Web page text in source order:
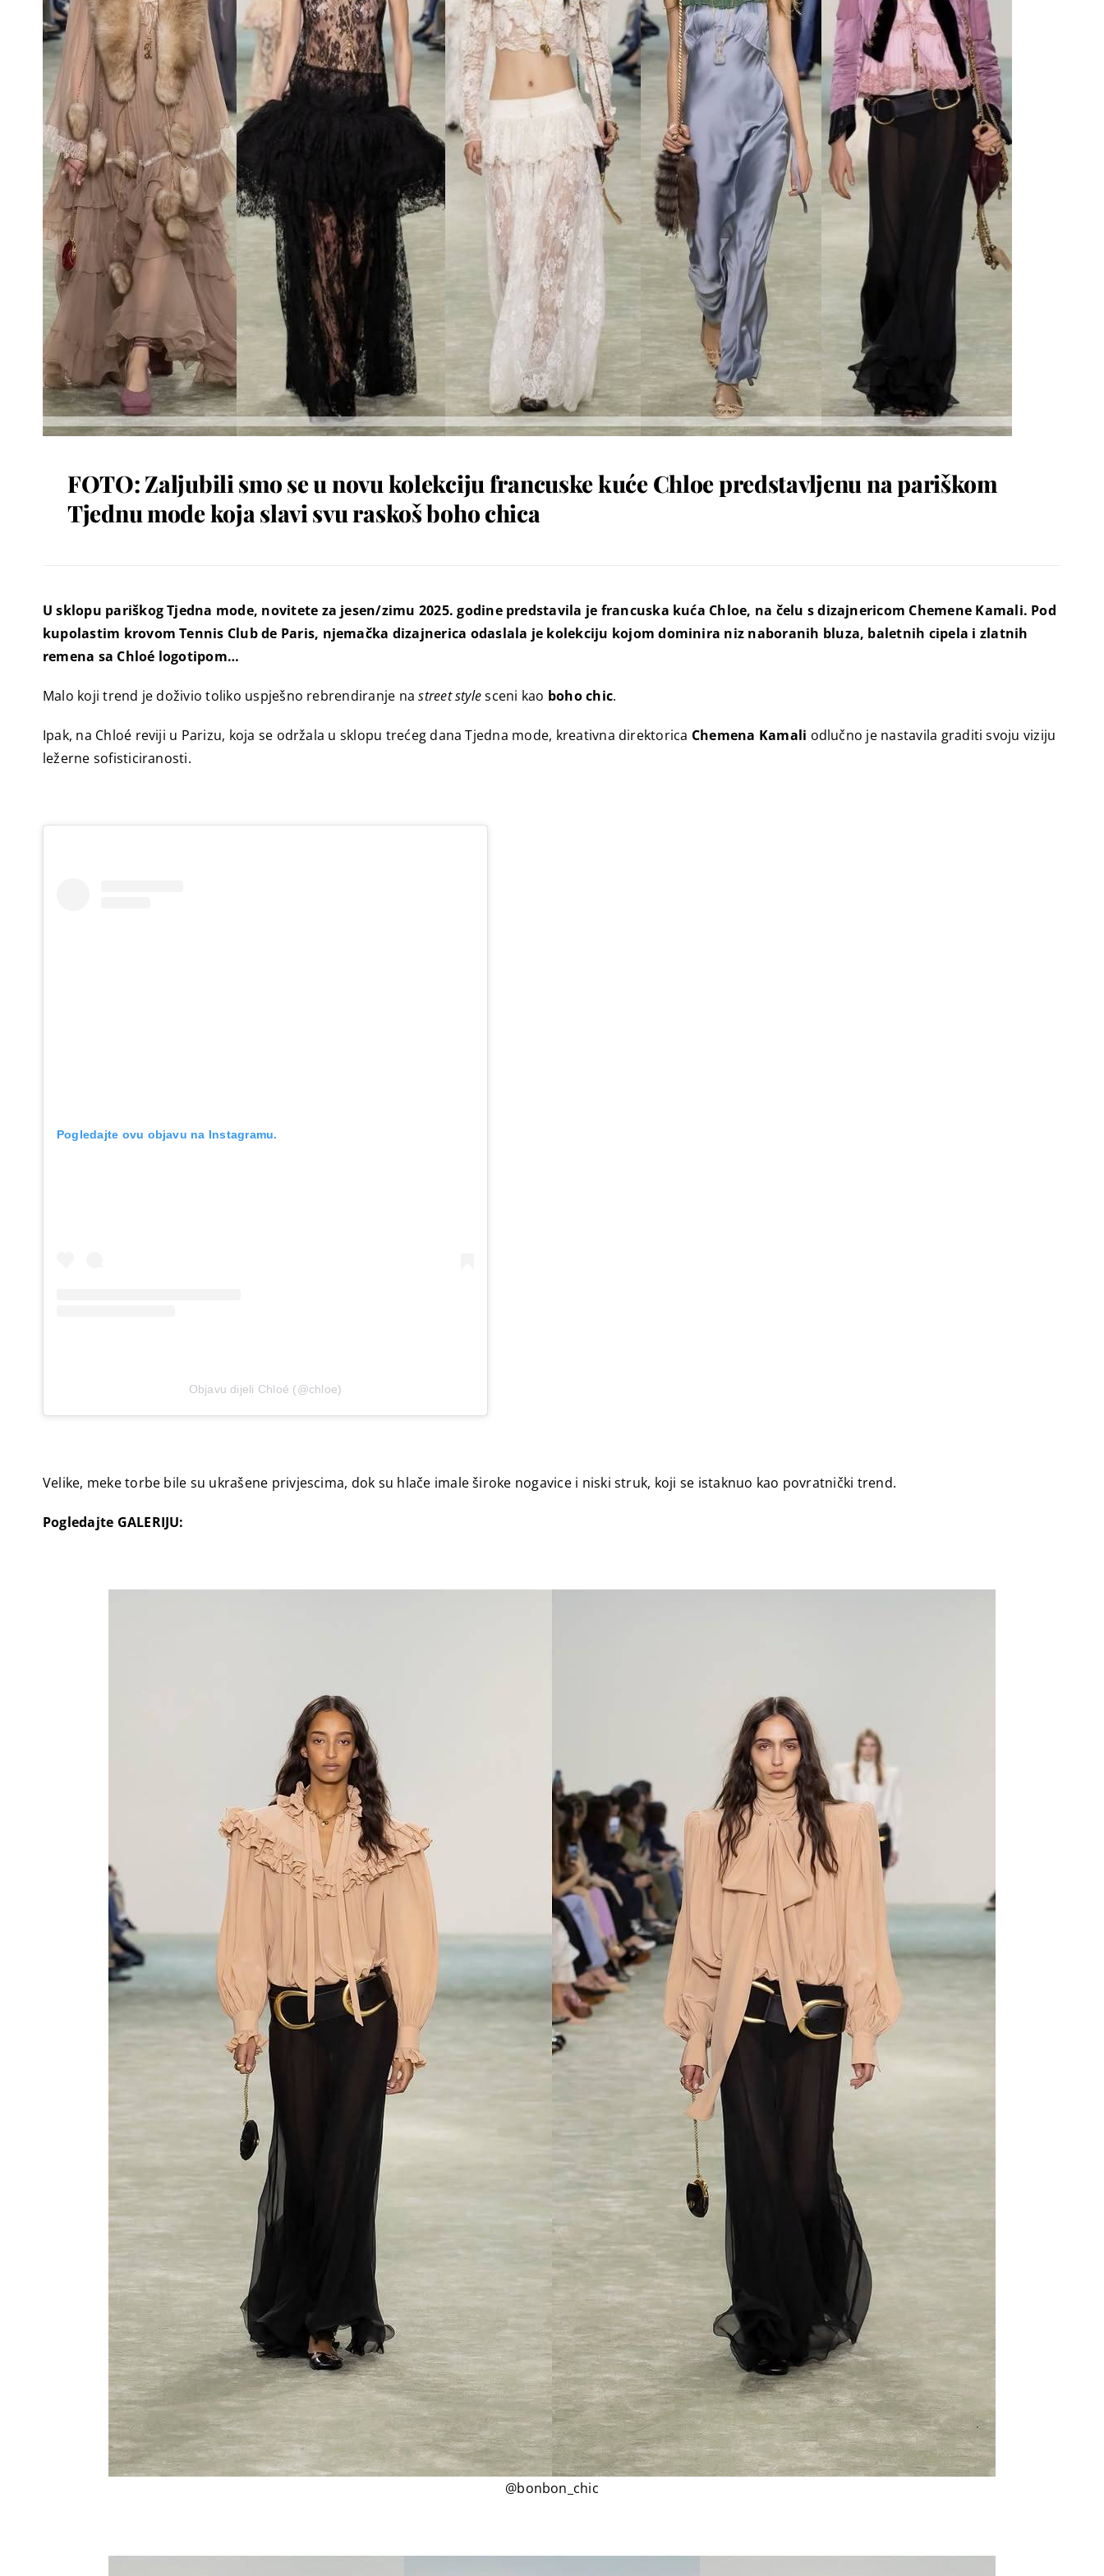
FOTO: Zaljubili smo se u novu kolekciju francuske kuće Chloe predstavljenu na pariškom
Tjednu mode koja slavi svu raskoš boho chica
U sklopu pariškog Tjedna mode, novitete za jesen/zimu 2025. godine predstavila je francuska kuća Chloe, na čelu s dizajnericom Chemene Kamali. Pod
kupolastim krovom Tennis Club de Paris, njemačka dizajnerica odaslala je kolekciju kojom dominira niz naboranih bluza, baletnih cipela i zlatnih
remena sa Chloé logotipom…
Malo koji trend je doživio toliko uspješno rebrendiranje na street stylesceni kao boho chic.
Ipak, na Chloé reviji u Parizu, koja se održala u sklopu trećeg dana Tjedna mode, kreativna direktorica Chemena Kamali odlučno je nastavila graditi svoju viziju
ležerne sofisticiranosti.
Pogledajte ovu objavu na Instagramu.
Objavu dijeli Chloé (@chloe)
Velike, meke torbe bile su ukrašene privjescima, dok su hlače imale široke nogavice i niski struk, koji se istaknuo kao povratnički trend.
Pogledajte GALERIJU:
@bonbon_chic